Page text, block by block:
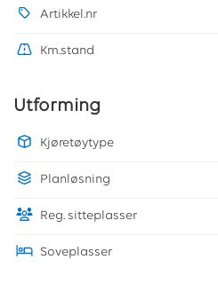
Artikkel.nr
Km.stand
Utforming
Kjøretøytype
Planløsning
Reg. sitteplasser
Soveplasser